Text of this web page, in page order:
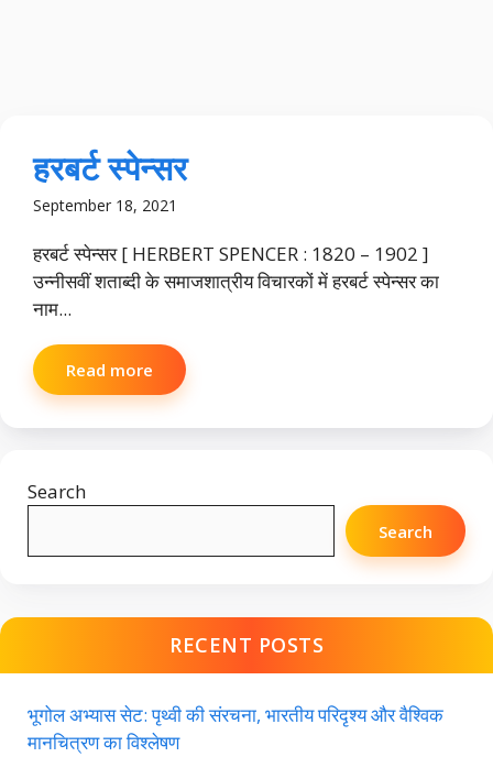
हरबर्ट स्पेन्सर
September 18, 2021
हरबर्ट स्पेन्सर [ HERBERT SPENCER : 1820 – 1902 ]
उन्नीसवीं शताब्दी के समाजशात्रीय विचारकों में हरबर्ट स्पेन्सर का
नाम...
Read more
Search
Search
RECENT POSTS
भूगोल अभ्यास सेट: पृथ्वी की संरचना, भारतीय परिदृश्य और वैश्विक
मानचित्रण का विश्लेषण